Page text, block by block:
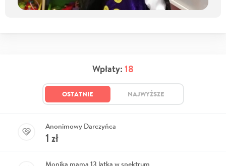
Wpłaty: 18
OSTATNIE NAJWYŻSZE
Anonimowy Darczyńca
1 zł
Monika mama 13 latka w spektrum